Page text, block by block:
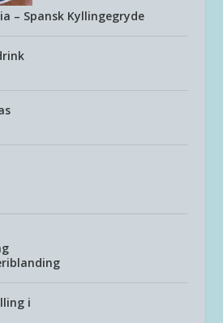
– Spansk Kyllingegryde